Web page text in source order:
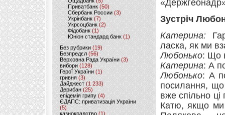
Приватбанк (50)
Сбербанк России (3)
Укрінбанк(7)
Укрсоцбанк (2)
Фідобанк (1)
Юніон стандард банк(1)
Без рубрики (19)
Безпредєл(56)
Верховна Рада України (3)
вибори(128)
Герої України(1)
гривня (3)
Дайджест (1 233)
Дерибан (25)
епідемія грипу (4)
ЄДАПС: приватизація України
(5)
казнокрадство (1)
Зустріч
Катерина:
ласка, як ми
Любонько: Що
Катерина: А
Любонько: А
посилання, що
вже спільно ці
Катю, якщо ми